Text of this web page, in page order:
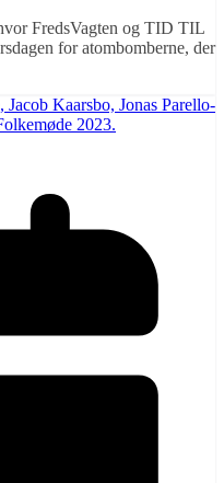
FredsVagten og TID TIL
for atombomberne, der